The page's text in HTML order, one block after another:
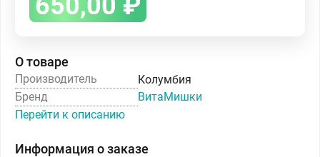
О товаре
Производитель
Колумбия
Бренд
ВитаМишки
Перейти к описанию
Информация о заказе